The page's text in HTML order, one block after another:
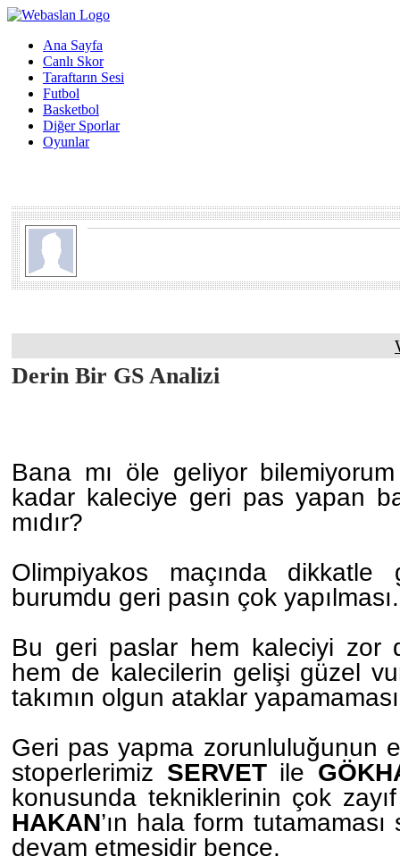
Ana Sayfa
Canlı Skor
Taraftarın Sesi
Futbol
Basketbol
Diğer Sporlar
Oyunlar
Derin Bir GS Analizi
Bana mı öle geliyor
kadar kaleciye geri pas yapan
mıdır?
Olimpiyakos maçında dikkatle
burumdu geri pasın çok yapılması.
Bu geri paslar hem kaleciyi zor
hem de kalecilerin gelişi güzel
takımın olgun ataklar
Geri pas yapma zorunluluğunun
stoperlerimiz SERVETile
konusunda tekniklerinin çok
HAKAN’ın hala form tutamaması
devam etmesidir bence.